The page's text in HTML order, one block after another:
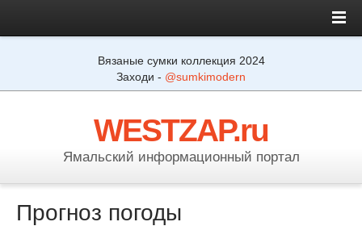
Вязаные сумки коллекция 2024
Заходи - @sumkimodern
WESTZAP.ru
Ямальский информационный портал
Прогноз погоды